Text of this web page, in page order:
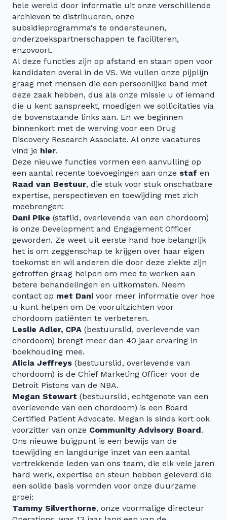
hele wereld door informatie uit onze verschillende
archieven te distribueren, onze
subsidieprogramma's te ondersteunen,
onderzoekspartnerschappen te faciliteren,
enzovoort.
Al deze functies zijn op afstand en staan open voor
kandidaten overal in de VS. We vullen onze pijplijn
graag met mensen die een persoonlijke band met
deze zaak hebben, dus als onze missie u of iemand
die u kent aanspreekt, moedigen we sollicitaties via
de bovenstaande links aan. En we beginnen
binnenkort met de werving voor een Drug
Discovery Research Associate. Al onze vacatures
vind je hier.
Deze nieuwe functies vormen een aanvulling op
een aantal recente toevoegingen aan onze staf en
Raad van Bestuur, die stuk voor stuk onschatbare
expertise, perspectieven en toewijding met zich
meebrengen:
Dani Pike (staflid, overlevende van een chordoom)
is onze Development and Engagement Officer
geworden. Ze weet uit eerste hand hoe belangrijk
het is om zeggenschap te krijgen over haar eigen
toekomst en wil anderen die door deze ziekte zijn
getroffen graag helpen om mee te werken aan
betere behandelingen en uitkomsten. Neem
contact op met Dani voor meer informatie over hoe
u kunt helpen om De vooruitzichten voor
chordoom patiënten te verbeteren.
Leslie Adler, CPA (bestuurslid, overlevende van
chordoom) brengt meer dan 40 jaar ervaring in
boekhouding mee.
Alicia Jeffreys (bestuurslid, overlevende van
chordoom) is de Chief Marketing Officer voor de
Detroit Pistons van de NBA.
Megan Stewart (bestuurslid, echtgenote van een
overlevende van een chordoom) is een Board
Certified Patient Advocate. Megan is sinds kort ook
voorzitter van onze Community Advisory Board.
Ons nieuwe buigpunt is een bewijs van de
toewijding en langdurige inzet van een aantal
vertrekkende leden van ons team, die elk vele jaren
hard werk, expertise en steun hebben geleverd die
een solide basis vormden voor onze duurzame
groei:
Tammy Silverthorne, onze voormalige directeur